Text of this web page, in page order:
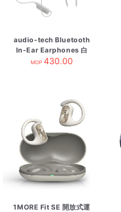
audio-tech Bluetooth
In-Ear Earphones 白
ATH-CK200BT WH
MOP 430.00
1MORE Fit SE 開放式運